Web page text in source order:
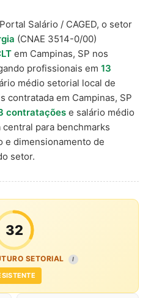
Salário / CAGED, o setor
(CNAE 3514-0/00)
em Campinas, SP nos
profissionais em 13
médio setorial local de
contratada em Campinas, SP
contratações e salário médio
para benchmarks
e dimensionamento de
setor.
32
SETORIAL I